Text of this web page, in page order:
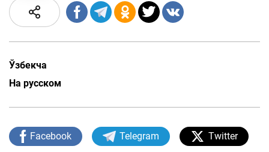
Ўзбекча
На русском
Facebook Telegram Twitter